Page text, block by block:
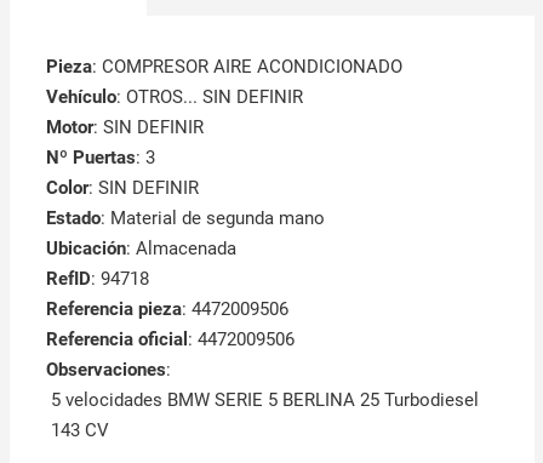
Pieza: COMPRESOR AIRE ACONDICIONADO
Vehículo: OTROS... SIN DEFINIR
Motor: SIN DEFINIR
Nº Puertas: 3
Color: SIN DEFINIR
Estado: Material de segunda mano
Ubicación: Almacenada
RefID: 94718
Referencia pieza: 4472009506
Referencia oficial : 4472009506
Observaciones:
5 velocidades BMW SERIE 5 BERLINA 25 Turbodiesel
143 CV